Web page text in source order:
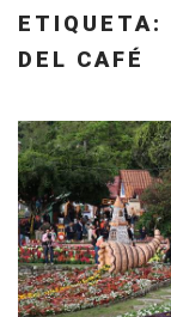
ETIQUETA:
DEL CAFÉ